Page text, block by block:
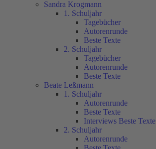
Sandra Krogmann
1. Schuljahr
Tagebücher
Autorenrunde
Beste Texte
2. Schuljahr
Tagebücher
Autorenrunde
Beste Texte
Beate Leßmann
1. Schuljahr
Autorenrunde
Beste Texte
Interviews Beste Texte
2. Schuljahr
Autorenrunde